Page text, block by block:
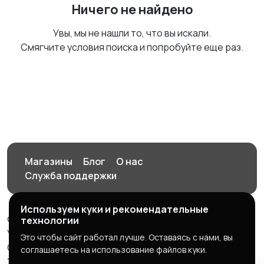
Ничего не найдено
Увы, мы не нашли то, что вы искали.
Смягчите условия поиска и попробуйте еще раз.
Магазины Блог
О нас
Служба поддержки
© 2026 Орен-АЙ - Авто | Недвижимость | Работа |
Услуги
Создал Карусов Е.С ООО "ЦПК" ИНН 5609203278 ОГРН
Используем куки и рекомендательные
технологии
Это чтобы сайт работал лучше. Оставаясь с нами, вы
соглашаетесь на использование файлов куки.